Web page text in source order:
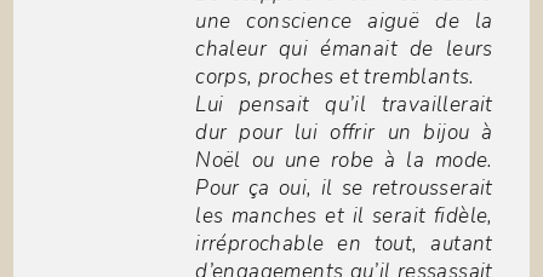
une conscience aiguë de la
chaleur qui émanait de leurs
corps, proches et tremblants.
Lui pensait qu’il travaillerait
dur pour lui offrir un bijou à
Noël ou une robe à la mode.
Pour ça oui, il se retrousserait
les manches et il serait fidèle,
irréprochable en tout, autant